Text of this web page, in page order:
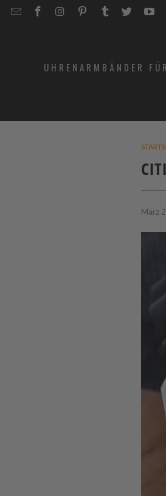
EMAILSTRAPCODE
STRAPCODE
INSTAGRAM
STRAPCODE
PINTEREST
UHRENARMBÄNDER
März